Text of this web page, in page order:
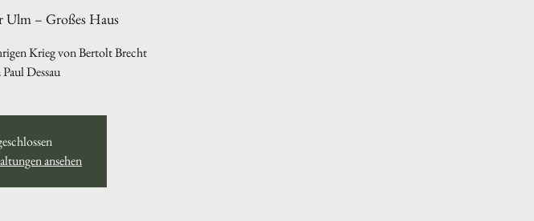
Ulm – Großes Haus
Krieg von Bertolt Brecht
Dessau
ansehen